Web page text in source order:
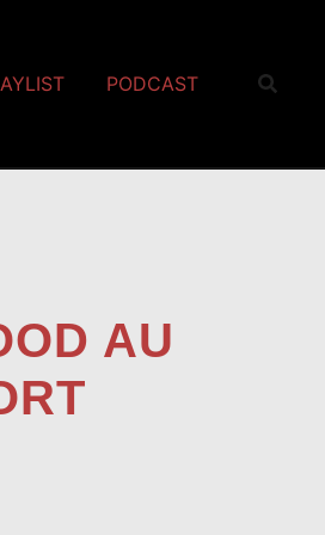
PODCAST
AU